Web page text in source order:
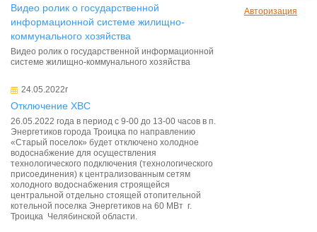
Видео ролик о государственной
информационной системе жилищно-
коммунального хозяйства
Видео ролик о государственной информационной
системе жилищно-коммунального хозяйства
24.05.2022г
Отключение ХВС
26.05.2022 года в период с 9-00 до 13-00 часов в п.
Энергетиков города Троицка по направлению
«Старый поселок» будет отключено холодное
водоснабжение для осуществления
технологического подключения (технологического
присоединения) к централизованным сетям
холодного водоснабжения строящейся
центральной отдельно стоящей отопительной
котельной поселка Энергетиков на 60 МВт г.
Троицка Челябинской области.
Авторизация